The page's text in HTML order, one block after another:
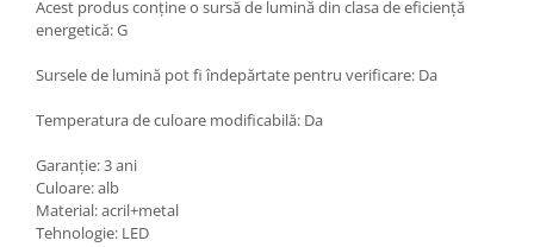
Acest produs conține o sursă de lumină din clasa de eficiență
energetică: G
Sursele de lumină pot fi îndepărtate pentru verificare: Da
Temperatura de culoare modificabilă: Da
Garanție: 3 ani
Culoare: alb
Material: acril+metal
Tehnologie: LED